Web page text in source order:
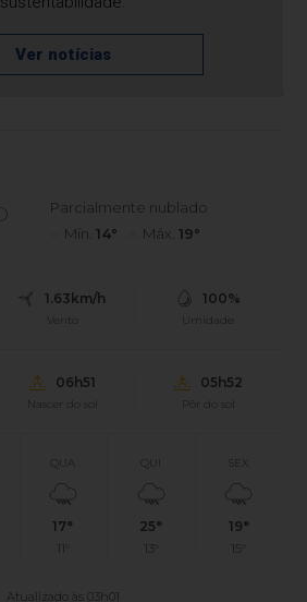
Ver notícias
Parcialmente nublado
Mín. 14° Máx. 19°
1.63km/h
Vento
100%
Umidade
06h51
Nascer do sol
05h52
Pôr do sol
QUA
17°
11°
25°
13°
SEX
19°
15°
Atualizado às 03h01